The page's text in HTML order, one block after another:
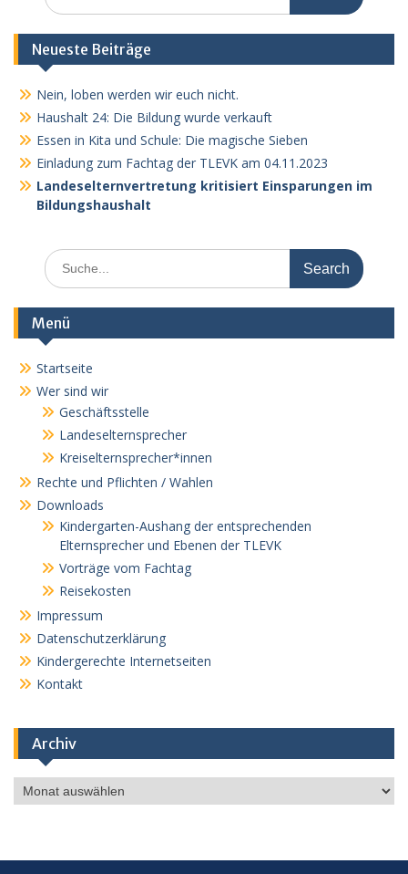
Neueste Beiträge
Nein, loben werden wir euch nicht.
Haushalt 24: Die Bildung wurde verkauft
Essen in Kita und Schule: Die magische Sieben
Einladung zum Fachtag der TLEVK am 04.11.2023
Landeselternvertretung kritisiert Einsparungen im
Bildungshaushalt
Search
for:
Menü
Startseite
Wer sind wir
Geschäftsstelle
Landeselternsprecher
Kreiselternsprecher*innen
Rechte und Pflichten / Wahlen
Downloads
Kindergarten-Aushang der entsprechenden
Elternsprecher und Ebenen der TLEVK
Vorträge vom Fachtag
Reisekosten
Impressum
Datenschutzerklärung
Kindergerechte Internetseiten
Kontakt
Archiv
Archiv